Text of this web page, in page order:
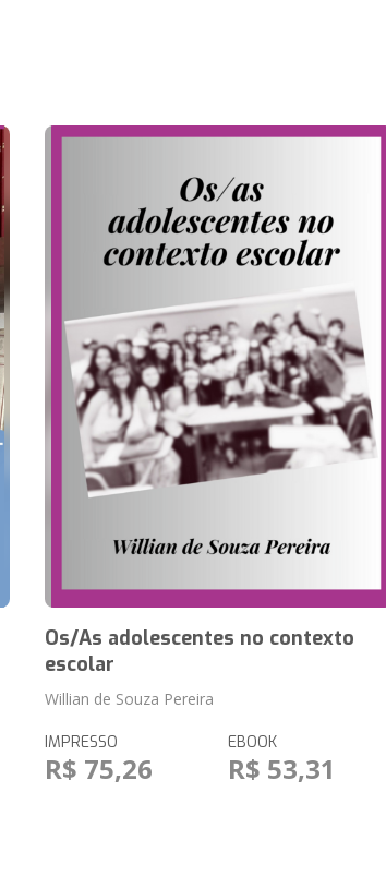
Os/As adolescentes no contexto
escolar
Willian de Souza Pereira
IMPRESSO
R$ 75,26
EBOOK
R$ 53,31